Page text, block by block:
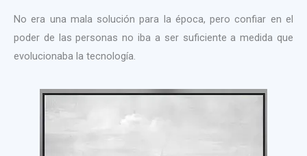
No era una mala solución para la época, pero confiar en el
poder de las personas no iba a ser suficiente a medida que
evolucionaba la tecnología.